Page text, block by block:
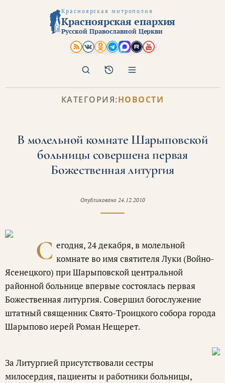
Красноярская митрополия
Красноярская епархия
Русской Православной Церкви
Архив
Поиск
КАТЕГОРИЯ:НОВОСТИ
В молельной комнате Шарыповской
больницы совершена первая
Божественная литургия
Опубликовано 24.12.2010
С егодня, 24 декабря, в молельной
комнате во имя святителя Луки (Войно-
Ясенецкого) при Шарыповской центральной
районной больнице впервые состоялась первая
Божественная литургия. Совершил богослужение
штатный священник Свято-Троицкого собора города
Шарыпово иерей Роман Нещерет.
За Литургией присутствовали сестры
милосердия, пациенты и работники больницы,